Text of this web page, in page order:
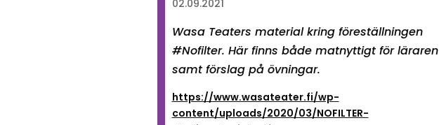
02.09.2021
Wasa Teaters material kring föreställningen
#Nofilter. Här finns både matnyttigt för läraren
samt förslag på övningar.
https://www.wasateater.fi/wp-
content/uploads/2020/03/NOFILTER-